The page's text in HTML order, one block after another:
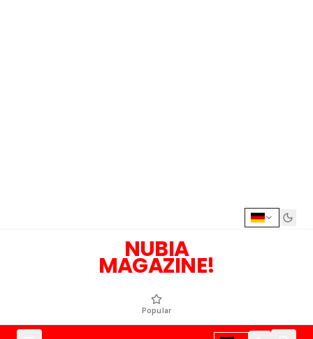
NUBIA
MAGAZINE!
Popular